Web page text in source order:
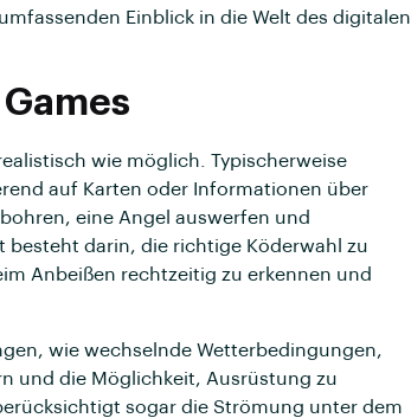
Einblick in die Welt des digitalen
wie möglich. Typischerweise
auf Karten oder Informationen über
eine Angel auswerfen und
besteht darin, die richtige Köderwahl zu
Anbeißen rechtzeitig zu erkennen und
wie wechselnde Wetterbedingungen,
und die Möglichkeit, Ausrüstung zu
sogar die Strömung unter dem